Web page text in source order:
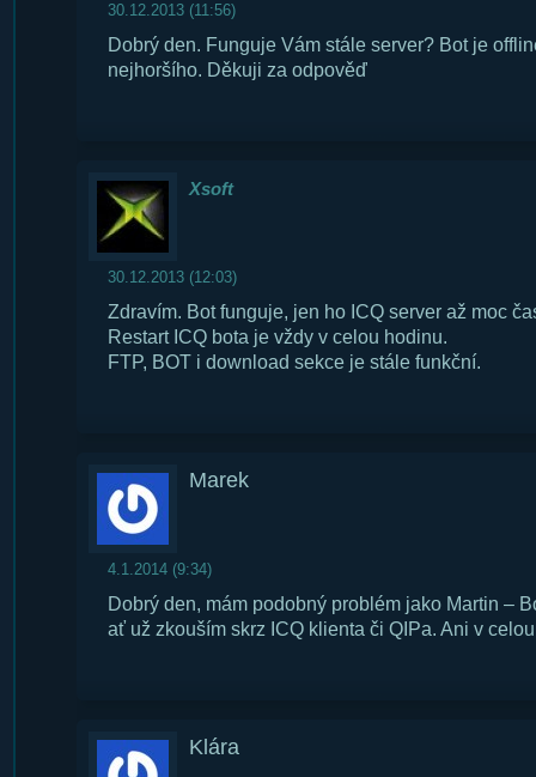
30.12.2013 (11:56)
Dobrý den. Funguje Vám stále server? Bot je
nejhoršího. Děkuji za odpověď
Xsoft
30.12.2013 (12:03)
Zdravím. Bot funguje, jen ho ICQ server až moc
Restart ICQ bota je vždy v celou hodinu.
FTP, BOT i download sekce je stále funkční.
Marek
4.1.2014 (9:34)
Dobrý den, mám podobný problém jako Martin –
ať už zkouším skrz ICQ klienta či QIPa. Ani v
Klára